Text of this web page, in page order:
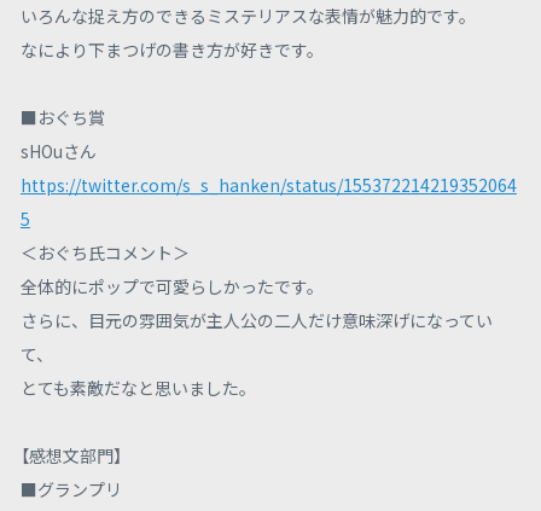
いろんな捉え方のできるミステリアスな表情が魅力的です。
なにより下まつげの書き方が好きです。
■おぐち賞
sHOuさん
https://twitter.com/s_s_hanken/status/155372214219352064
5
＜おぐち氏コメント＞
全体的にポップで可愛らしかったです。
さらに、目元の雰囲気が主人公の二人だけ意味深げになってい
て、
とても素敵だなと思いました。
【感想文部門】
■グランプリ